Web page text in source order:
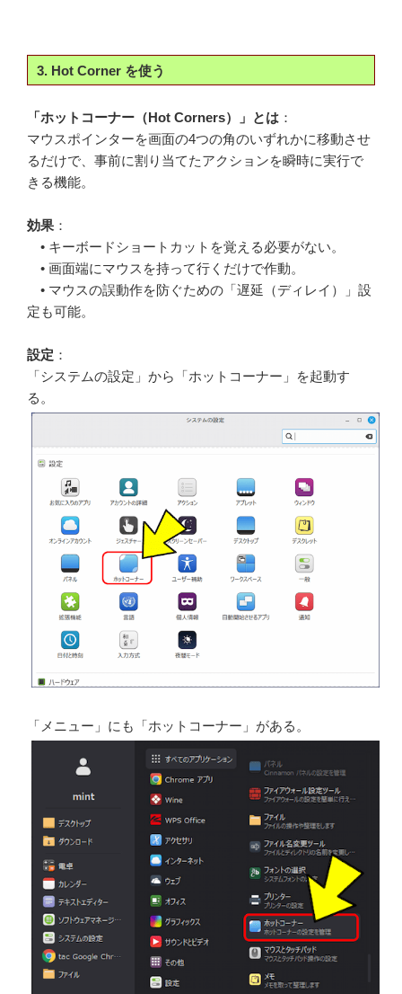
3. Hot Corner を使う
「ホットコーナー（Hot Corners）」とは ：
マウスポインターを画面の4つの角のいずれかに移動させ
るだけで、事前に割り当てたアクションを瞬時に実行で
きる機能。
効果 ：
• キーボードショートカットを覚える必要がない。
• 画面端にマウスを持って行くだけで作動。
• マウスの誤動作を防ぐための「遅延（ディレイ）」設
定も可能。
設定 ：
「システムの設定」から「ホットコーナー」を起動す
る。
「メニュー」にも「ホットコーナー」がある。